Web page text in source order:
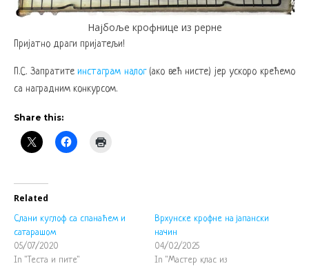
Најбоље крофнице из рерне
Пријатно драги пријатељи!
П.С. Запратитеинстаграм налог(ако већ нисте) јер ускоро крећемо
са наградним конкурсом.
Share this:
Related
Слани куглоф са спанаћем и
сатарашом
05/07/2020
In "Теста и пите"
Врхунске крофне на јапански
начин
04/02/2025
In "Мастер клас из